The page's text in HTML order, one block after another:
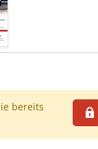
bereits